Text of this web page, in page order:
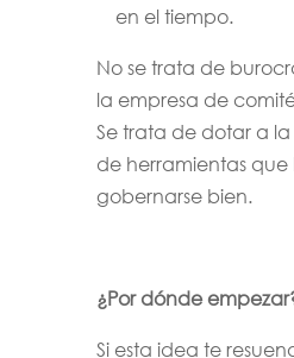
en el tiempo.
No se trata de
la empresa de
Se trata de dotar a
de herramientas que
gobernarse bien.
¿Por dónde
Si esta idea te